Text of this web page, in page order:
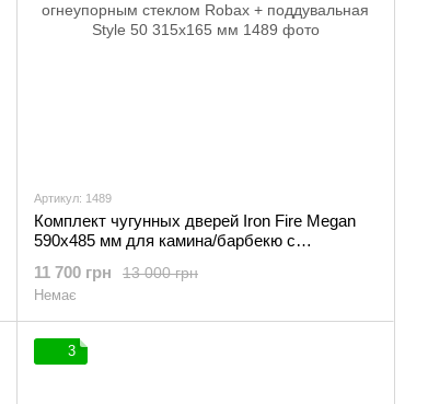
Артикул: 1489
Комплект чугунных дверей Iron Fire Megan
590х485 мм для камина/барбекю с
поддувальная Style 50 315х165 мм
13 000 грн
11 700 грн
Немає
3